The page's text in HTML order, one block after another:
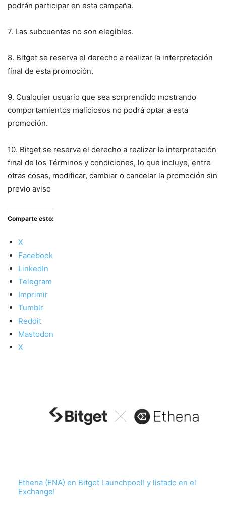
podrán participar en esta campaña.
7. Las subcuentas no son elegibles.
8. Bitget se reserva el derecho a realizar la interpretación
final de esta promoción.
9. Cualquier usuario que sea sorprendido mostrando
comportamientos maliciosos no podrá optar a esta
promoción.
10. Bitget se reserva el derecho a realizar la interpretación
final de los Términos y condiciones, lo que incluye, entre
otras cosas, modificar, cambiar o cancelar la promoción sin
previo aviso
Comparte esto:
X
Facebook
LinkedIn
Telegram
Imprimir
Tumblr
Reddit
Mastodon
X
Ethena (ENA) en Bitget Launchpool! y listado en el
Exchange!